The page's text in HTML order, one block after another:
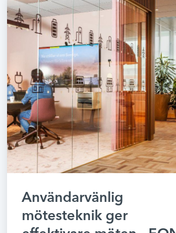
Användarvänlig
mötesteknik ger